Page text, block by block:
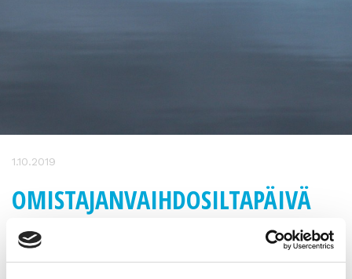
1.10.2019
OMISTAJANVAIHDOSILTAPÄIVÄ
31.10.2019 KOKKOLASSA